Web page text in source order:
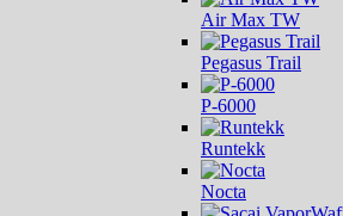
Air Max TW
Pegasus Trail
P-6000
Runtekk
Nocta